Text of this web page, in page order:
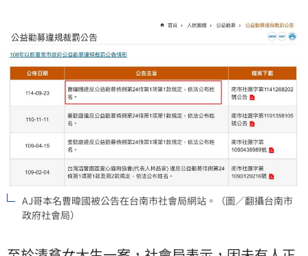
AJ哥本名曹暐國被公告在台南市社會局網站。（圖／翻攝台南市
政府社會局）